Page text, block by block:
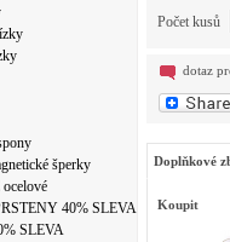
šperky
40% SLEVA
SLEVA
Počet kusů
dotaz
Doplňkové
Koupit